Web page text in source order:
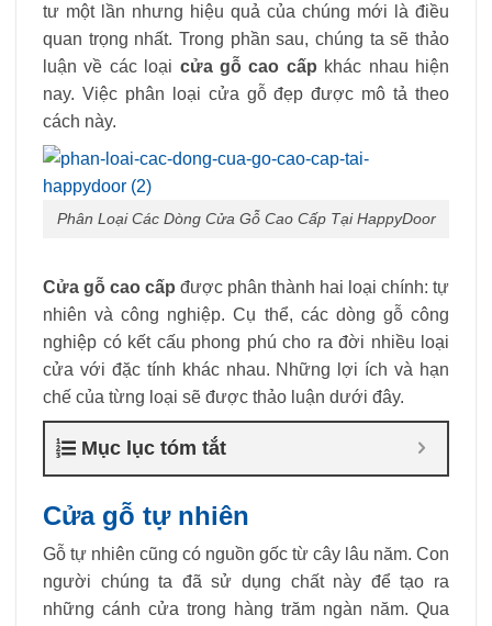
tư một lần nhưng hiệu quả của chúng mới là điều
quan trọng nhất. Trong phần sau, chúng ta sẽ thảo
luận về các loại cửa gỗ cao cấp khác nhau hiện
nay. Việc phân loại cửa gỗ đẹp được mô tả theo
cách này.
Phân Loại Các Dòng Cửa Gỗ Cao Cấp Tại HappyDoor
Cửa gỗ cao cấp được phân thành hai loại chính: tự
nhiên và công nghiệp. Cụ thể, các dòng gỗ công
nghiệp có kết cấu phong phú cho ra đời nhiều loại
cửa với đặc tính khác nhau. Những lợi ích và hạn
chế của từng loại sẽ được thảo luận dưới đây.
Mục lục tóm tắt
Cửa gỗ tự nhiên
Gỗ tự nhiên cũng có nguồn gốc từ cây lâu năm. Con
người chúng ta đã sử dụng chất này để tạo ra
những cánh cửa trong hàng trăm ngàn năm. Qua